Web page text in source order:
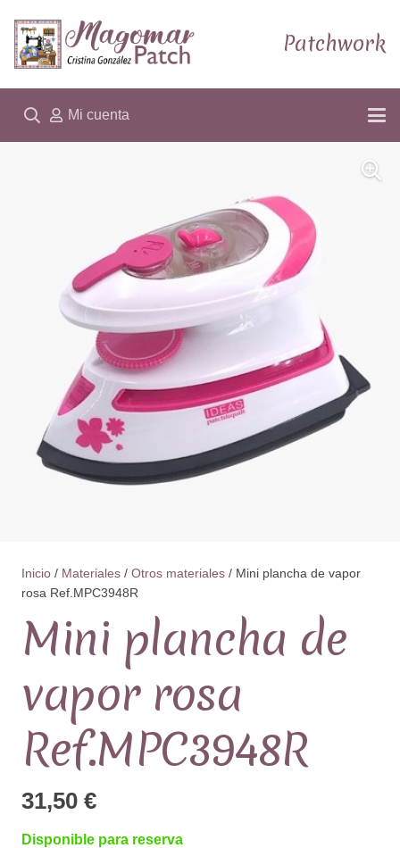
Patchwork
Mi cuenta
Inicio / Materiales / Otros materiales / Mini plancha de vapor
rosa Ref.MPC3948R
Mini plancha de
vapor rosa
Ref.MPC3948R
31,50 €
Disponible para reserva